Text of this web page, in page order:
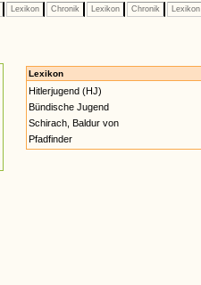
Lexikon Chronik Lexikon Chronik Lexikon
Lexikon
Hitlerjugend (HJ)
Bündische Jugend
Schirach, Baldur von
Pfadfinder